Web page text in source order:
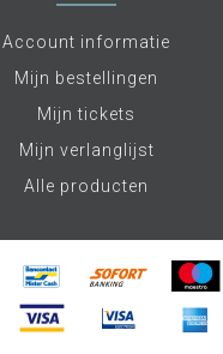
Account informatie
Mijn bestellingen
Mijn tickets
Mijn verlanglijst
Alle producten